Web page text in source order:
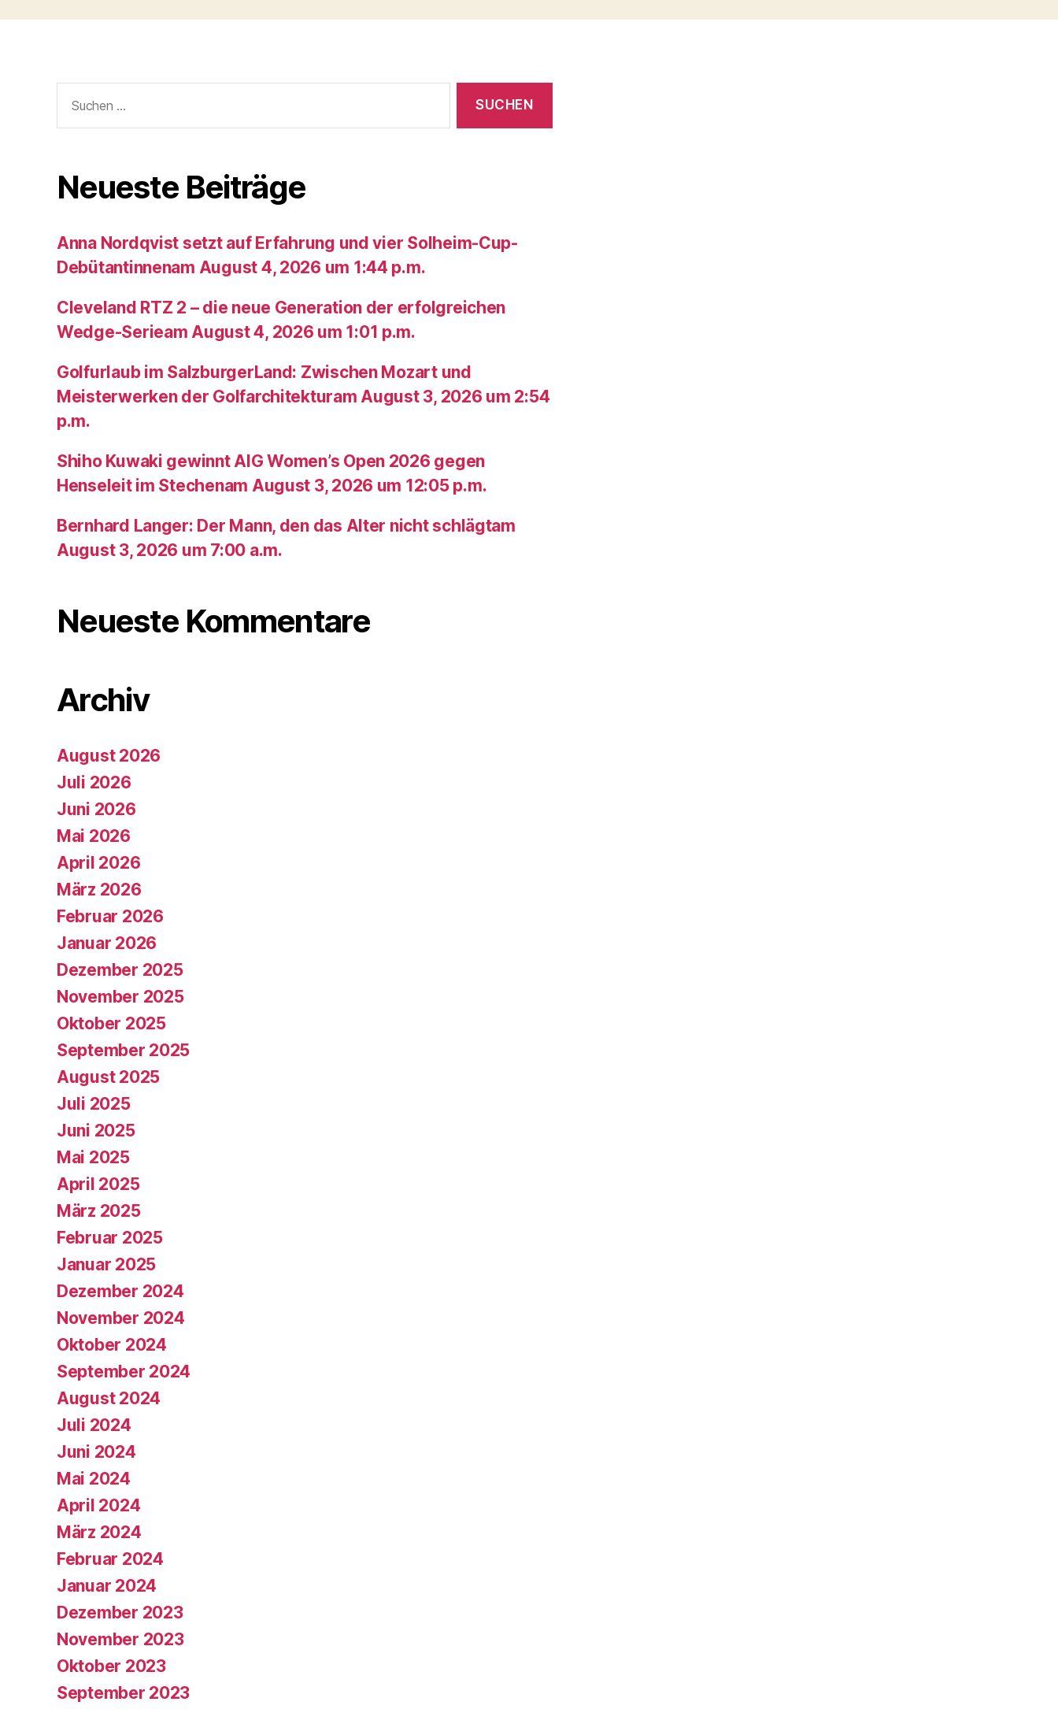
nach:
Neueste Beiträge
Anna Nordqvist setzt auf Erfahrung und vier Solheim-Cup-
Debütantinnenam August 4, 2026 um 1:44 p.m.
Cleveland RTZ 2 – die neue Generation der erfolgreichen
Wedge-Serieam August 4, 2026 um 1:01 p.m.
Golfurlaub im SalzburgerLand: Zwischen Mozart und
Meisterwerken der Golfarchitekturam August 3, 2026 um 2:54
p.m.
Shiho Kuwaki gewinnt AIG Women’s Open 2026 gegen
Henseleit im Stechenam August 3, 2026 um 12:05 p.m.
Bernhard Langer: Der Mann, den das Alter nicht schlägtam
August 3, 2026 um 7:00 a.m.
Neueste Kommentare
Archiv
August 2026
Juli 2026
Juni 2026
Mai 2026
April 2026
März 2026
Februar 2026
Januar 2026
Dezember 2025
November 2025
Oktober 2025
September 2025
August 2025
Juli 2025
Juni 2025
Mai 2025
April 2025
März 2025
Februar 2025
Januar 2025
Dezember 2024
November 2024
Oktober 2024
September 2024
August 2024
Juli 2024
Juni 2024
Mai 2024
April 2024
März 2024
Februar 2024
Januar 2024
Dezember 2023
November 2023
Oktober 2023
September 2023